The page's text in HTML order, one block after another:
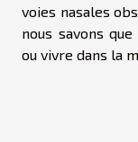
voies nasales
nous savons
ou vivre dans la